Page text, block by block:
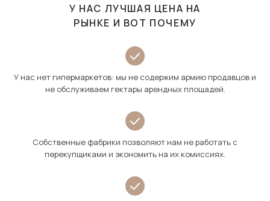
У НАС ЛУЧШАЯ ЦЕНА НА
РЫНКЕ И ВОТ ПОЧЕМУ
У нас нет гипермаркетов: мы не содержим армию продавцов и
не обслуживаем гектары арендных площадей.
Собственные фабрики позволяют нам не работать с
перекупщиками и экономить на их комиссиях.